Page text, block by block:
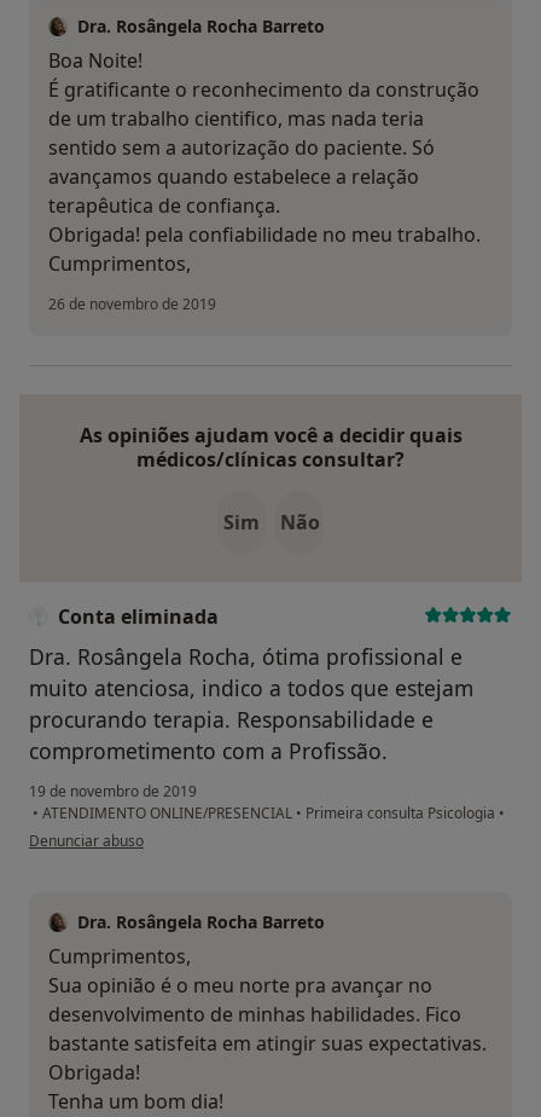
Dra. Rosângela Rocha Barreto
Boa Noite!
É gratificante o reconhecimento da construção
de um trabalho cientifico, mas nada teria
sentido sem a autorização do paciente. Só
avançamos quando estabelece a relação
terapêutica de confiança.
Obrigada! pela confiabilidade no meu trabalho.
Cumprimentos,
26 de novembro de 2019
As opiniões ajudam você a decidir quais
médicos/clínicas consultar?
Sim Não
Conta eliminada
Dra. Rosângela Rocha, ótima profissional e
muito atenciosa, indico a todos que estejam
procurando terapia. Responsabilidade e
comprometimento com a Profissão.
19 de novembro de 2019
• ATENDIMENTO ONLINE/PRESENCIAL • Primeira consulta Psicologia •
na opinião do utilizador Conta eliminada
Denunciar abuso
Dra. Rosângela Rocha Barreto
Cumprimentos,
Sua opinião é o meu norte pra avançar no
desenvolvimento de minhas habilidades. Fico
bastante satisfeita em atingir suas expectativas.
Obrigada!
Tenha um bom dia!